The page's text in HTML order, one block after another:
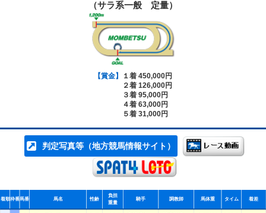
（サラ系一般 定量）
【賞金】
１着 450,000円
２着 126,000円
３着 95,000円
４着 63,000円
５着 31,000円
判定写真等（地方競馬情報サイト）
着順枠番馬番 馬名 性齢
負担
重量
騎手 調教師 馬体重 タイム 着差